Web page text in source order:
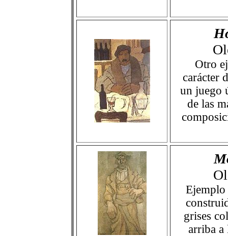
Otro
carácter
un juego
de las
Ejemplo
grises
arriba a